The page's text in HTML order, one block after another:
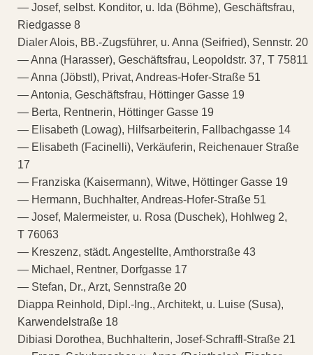
— Josef, selbst. Konditor, u. Ida (Böhme), Geschäftsfrau,
Riedgasse 8
Dialer Alois, BB.-Zugsführer, u. Anna (Seifried), Sennstr. 20
— Anna (Harasser), Geschäftsfrau, Leopoldstr. 37, T 75811
— Anna (Jöbstl), Privat, Andreas-Hofer-Straße 51
— Antonia, Geschäftsfrau, Höttinger Gasse 19
— Berta, Rentnerin, Höttinger Gasse 19
— Elisabeth (Lowag), Hilfsarbeiterin, Fallbachgasse 14
— Elisabeth (Facinelli), Verkäuferin, Reichenauer Straße
17
— Franziska (Kaisermann), Witwe, Höttinger Gasse 19
— Hermann, Buchhalter, Andreas-Hofer-Straße 51
— Josef, Malermeister, u. Rosa (Duschek), Hohlweg 2,
T 76063
— Kreszenz, städt. Angestellte, Amthorstraße 43
— Michael, Rentner, Dorfgasse 17
— Stefan, Dr., Arzt, Sennstraße 20
Diappa Reinhold, Dipl.-Ing., Architekt, u. Luise (Susa),
Karwendelstraße 18
Dibiasi Dorothea, Buchhalterin, Josef-Schraffl-Straße 21